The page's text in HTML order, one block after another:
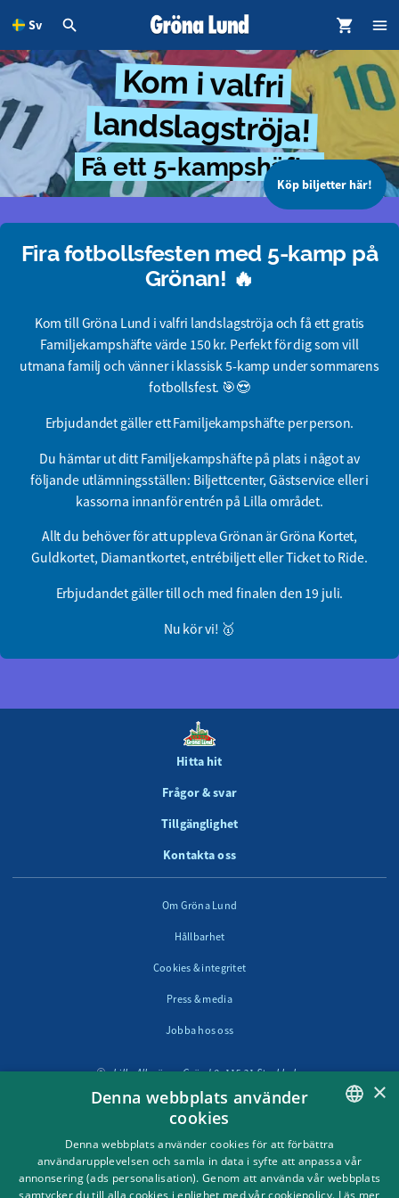
Sv
Kom i valfri
landslagströja!
Få ett 5-kampshäfte
Köp biljetter här!
Fira fotbollsfesten med 5-kamp på
Grönan! 🔥
Kom till Gröna Lund i valfri landslagströja och få ett gratis
Familjekampshäfte värde 150 kr. Perfekt för dig som vill
utmana familj och vänner i klassisk 5-kamp under sommarens
fotbollsfest. 🎯😍
Erbjudandet gäller ett Familjekampshäfte per person.
Du hämtar ut ditt Familjekampshäfte på plats i något av
följande utlämningsställen: Biljettcenter, Gästservice eller i
kassorna innanför entrén på Lilla området.
Allt du behöver för att uppleva Grönan är Gröna Kortet,
Guldkortet, Diamantkortet, entrébiljett eller Ticket to Ride.
Erbjudandet gäller till och med finalen den 19 juli.
Nu kör vi! 🥇
Hitta hit
Frågor & svar
Tillgänglighet
Kontakta oss
Om Gröna Lund
Hållbarhet
Cookies & integritet
Press & media
Jobba hos oss
Lilla Allmänna Gränd 9, 115 21 Stockholm
Följ oss i sociala medier
SWEDISH
×
Denna webbplats använder
cookies
Denna webbplats använder cookies för att förbättra
användarupplevelsen och samla in data i syfte att anpassa vår
annonsering (ads personalisation). Genom att använda vår webbplats
samtycker du till alla cookies i enlighet med vår cookiepolicy. Läs mer